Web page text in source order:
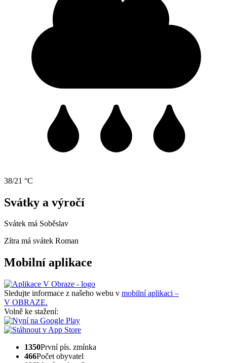
38/21 °C
Svátky a výročí
Svátek má Soběslav
Zítra má svátek Roman
Mobilní aplikace
Sledujte informace z našeho webu v mobilní aplikaci –
V OBRAZE.
Volně ke stažení:
1350První pís. zmínka
466Počet obyvatel